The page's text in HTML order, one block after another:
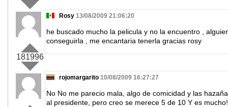
181996
Rosy 13/08/2009 21:06:20
he buscado mucho la pelicula y no la encuentro ,
conseguirla , me encantaria tenerla gracias rosy
rojomargarito 10/08/2009 16:27:27
No No me parecio mala, algo de comicidad y las
al presidente, pero creo se merece 5 de 10 Y es